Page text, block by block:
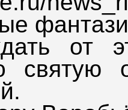
от
святую